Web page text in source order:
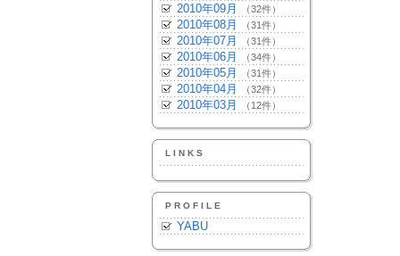
2010年09月 （32件）
2010年08月 （31件）
2010年07月 （31件）
2010年06月 （34件）
2010年05月 （31件）
2010年04月 （32件）
2010年03月 （12件）
LINKS
PROFILE
YABU